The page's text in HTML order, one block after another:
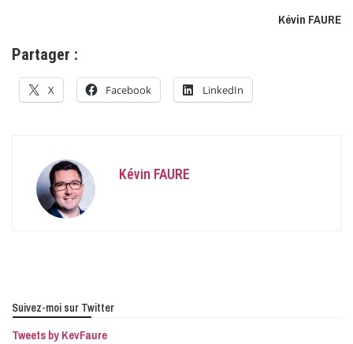
Kévin FAURE
Partager :
X Facebook LinkedIn
Kévin FAURE
Suivez-moi sur Twitter
Tweets by KevFaure